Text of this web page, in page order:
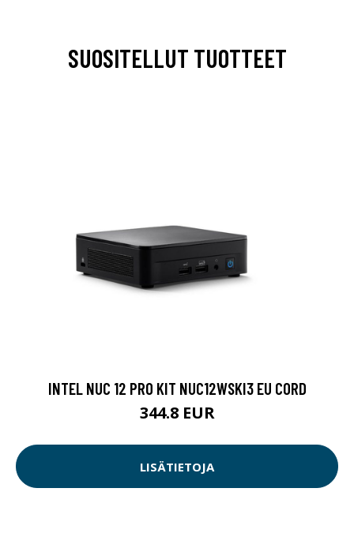
SUOSITELLUT TUOTTEET
INTEL NUC 12 PRO KIT NUC12WSKI3 EU CORD
344.8 EUR
LISÄTIETOJA